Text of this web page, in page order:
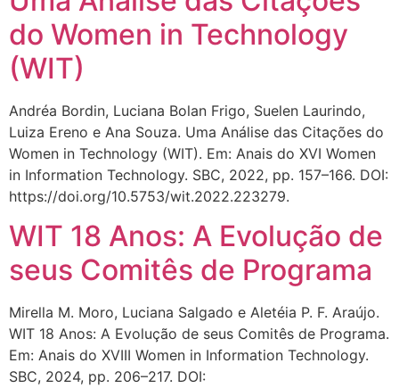
do Women in Technology
(WIT)
Andréa Bordin, Luciana Bolan Frigo, Suelen Laurindo,
Luiza Ereno e Ana Souza. Uma Análise das Citações do
Women in Technology (WIT). Em: Anais do XVI Women
in Information Technology. SBC, 2022, pp. 157–166. DOI:
https://doi.org/10.5753/wit.2022.223279.
WIT 18 Anos: A Evolução de
seus Comitês de Programa
Mirella M. Moro, Luciana Salgado e Aletéia P. F. Araújo.
WIT 18 Anos: A Evolução de seus Comitês de Programa.
Em: Anais do XVIII Women in Information Technology.
SBC, 2024, pp. 206–217. DOI: